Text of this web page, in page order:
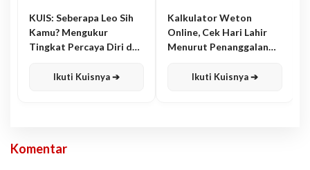
KUIS: Seberapa Leo Sih
Kamu? Mengukur
Tingkat Percaya Diri dan
Ikuti Kuisnya ➔
Kalkulator Weton
Online, Cek Hari Lahir
Menurut Penanggalan
Ikuti Kuisnya ➔
Komentar